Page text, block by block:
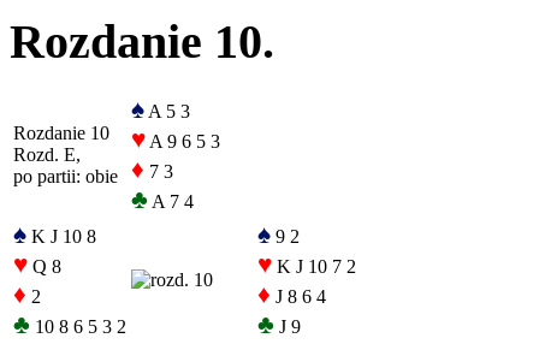
Rozdanie 10.
Rozdanie 10
Rozd. E,
po partii: obie
♠ A 5 3
♥ A 9 6 5 3
♦ 7 3
♣ A 7 4
♠ K J 10 8
♥ Q 8
♦ 2
♣ 10 8 6 5 3 2
♠ 9 2
♥ K J 10 7 2
♦ J 8 6 4
♣ J 9